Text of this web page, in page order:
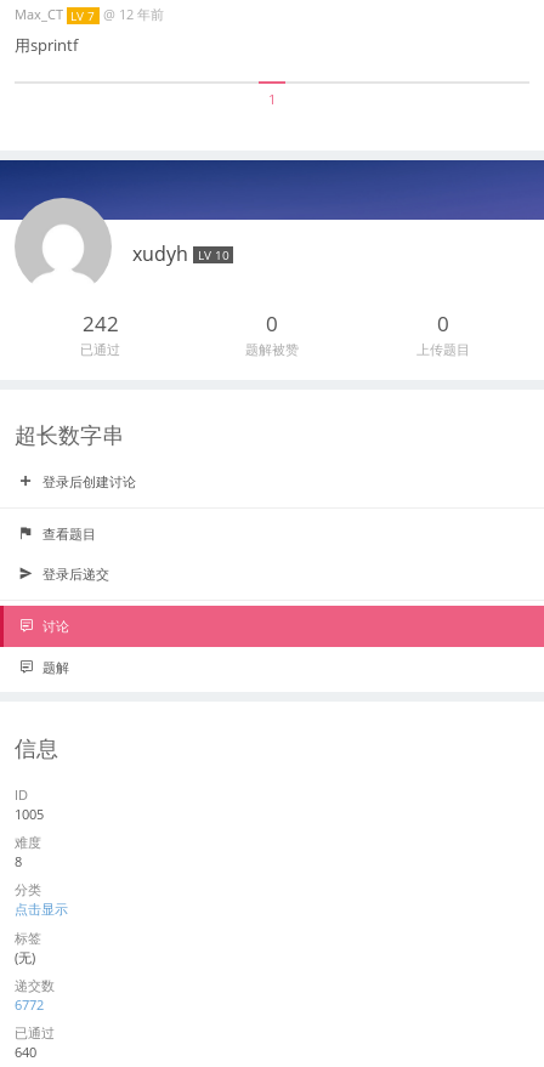
Max_CT LV 7 @ 12 年前
用sprintf
1
xudyh LV 10
242
已通过
0
题解被赞
0
上传题目
超长数字串
登录后创建讨论
查看题目
登录后递交
讨论
题解
信息
ID
1005
难度
8
分类
点击显示
标签
(无)
递交数
6772
已通过
640